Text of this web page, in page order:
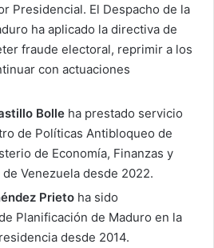
Presidencial. El Despacho de la
ha aplicado la directiva de
fraude electoral, reprimir a los
con actuaciones
Bolle ha prestado servicio
de Políticas Antibloqueo de
de Economía, Finanzas y
Venezuela desde 2022.
Prieto ha sido
Planificación de Maduro en la
desde 2014.